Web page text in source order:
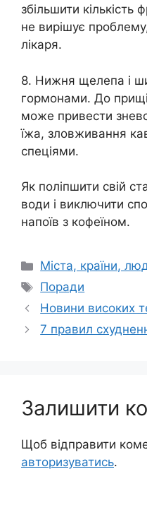
збільшити кількість
не вирішує
лікаря.
8. Нижня щелепа і
гормонами. До
може привести
їжа, зловживання
спеціями.
Як поліпшити свій
води і виключити
напоїв з кофеїном.
Категорії
Міста, країни,
Позначки
Поради
Новини високих
7 правил
Залишити
Щоб відправити
авторизуватись.